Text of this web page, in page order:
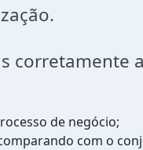
corretamente
de negócio;
com o